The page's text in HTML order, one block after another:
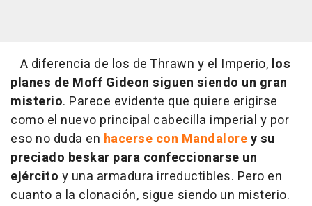
A diferencia de los de Thrawn y el Imperio, los
planes de Moff Gideon siguen siendo un gran
misterio. Parece evidente que quiere erigirse
como el nuevo principal cabecilla imperial y por
eso no duda en hacerse con Mandalorey su
preciado beskar para confeccionarse un
ejército y una armadura irreductibles. Pero en
cuanto a la clonación, sigue siendo un misterio.